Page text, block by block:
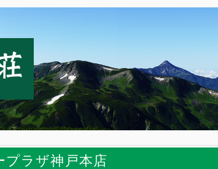
プラザ神戸本店